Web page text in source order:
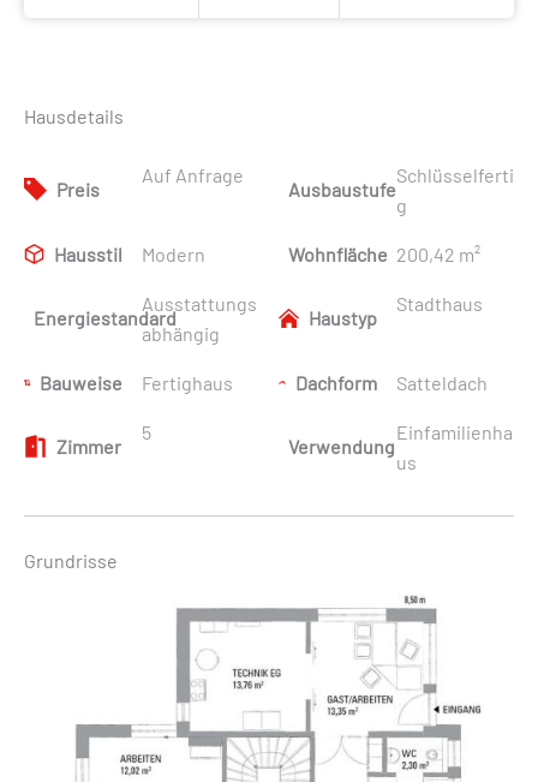
Hausdetails
Preis
Auf Anfrage
Ausbaustufe
Schlüsselferti
g
Hausstil Modern Wohnfläche 200,42 m²
Energiestandard
Ausstattungs
abhängig
Haustyp
Stadthaus
Bauweise Fertighaus Dachform Satteldach
Zimmer
5
Verwendung
Einfamilienha
us
Grundrisse